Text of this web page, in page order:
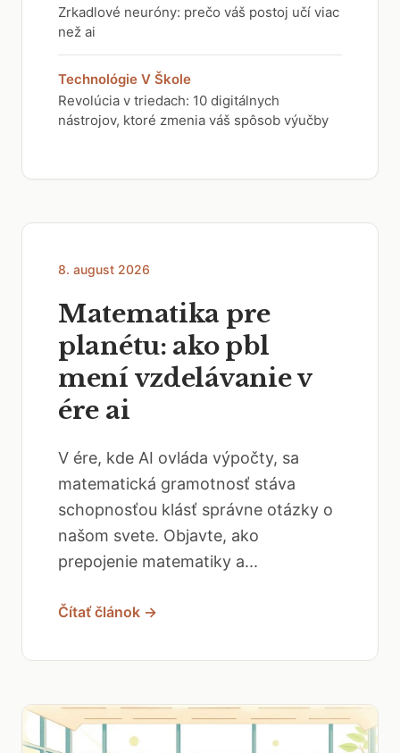
Zrkadlové neuróny: prečo váš postoj učí viac
než ai
Technológie V Škole
Revolúcia v triedach: 10 digitálnych
nástrojov, ktoré zmenia váš spôsob výučby
8. august 2026
Matematika pre
planétu: ako pbl
mení vzdelávanie v
ére ai
V ére, kde AI ovláda výpočty, sa
matematická gramotnosť stáva
schopnosťou klásť správne otázky o
našom svete. Objavte, ako
prepojenie matematiky a...
Čítať článok →